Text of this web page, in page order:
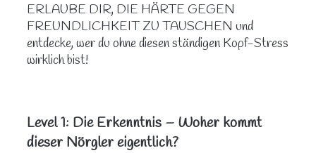
ERLAUBE DIR, DIE HÄRTE GEGEN
FREUNDLICHKEIT ZU TAUSCHEN und
entdecke, wer du ohne diesen ständigen Kopf-Stress
wirklich bist!
Level 1: Die Erkenntnis – Woher kommt
dieser Nörgler eigentlich?